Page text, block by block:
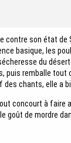
contre son état
basique, les
du
remballe tout
chants, elle a
concourt à faire
de mordre